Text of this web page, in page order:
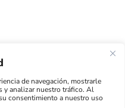
de navegación, mostrarle
y analizar nuestro tráfico. Al
consentimiento a nuestro uso
de Uso·Condiciones de